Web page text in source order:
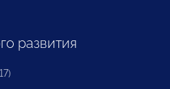
развития